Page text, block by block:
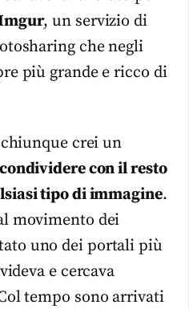
, un servizio di
che negli
più grande e ricco di
crei un
con il resto
tipo di immagine.
movimento dei
uno dei portali più
e cercava
tempo sono arrivati